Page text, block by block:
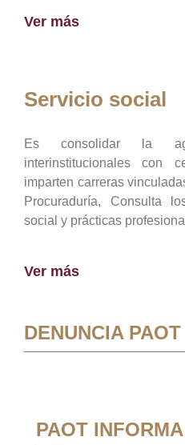
Ver más
Servicio social
Es consolidar la
interinstitucionales con
imparten carreras
Procuraduría, Consulta
social y prácticas
Ver más
DENUNCIA PAOT
PAOT INFORMA